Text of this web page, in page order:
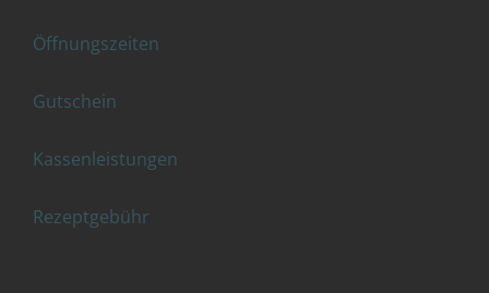
Öffnungszeiten
Gutschein
Kassenleistungen
Rezeptgebühr